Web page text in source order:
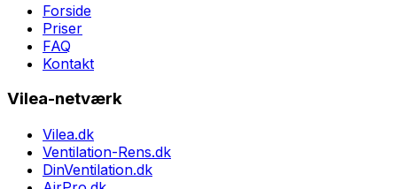
Forside
Priser
FAQ
Kontakt
Vilea-netværk
Vilea.dk
Ventilation-Rens.dk
DinVentilation.dk